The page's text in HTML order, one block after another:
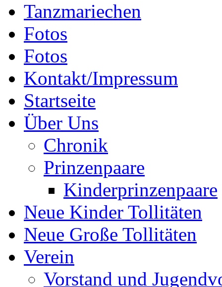
Tanzmariechen
Fotos
Fotos
Kontakt/Impressum
Startseite
Über Uns
Chronik
Prinzenpaare
Kinderprinzenpaare
Neue Kinder Tollitäten
Neue Große Tollitäten
Verein
Vorstand und